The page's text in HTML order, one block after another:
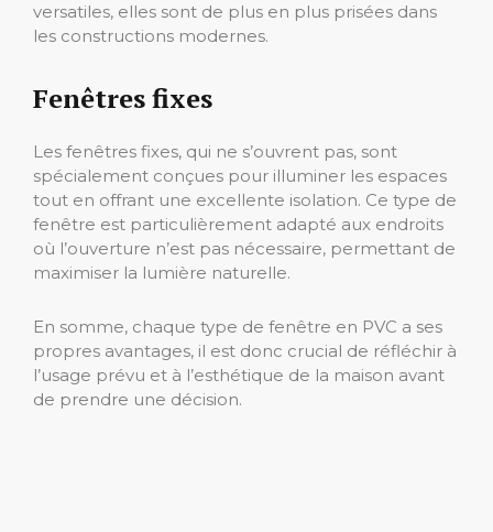
versatiles, elles sont de plus en plus prisées dans
les constructions modernes.
Fenêtres fixes
Les fenêtres fixes, qui ne s’ouvrent pas, sont
spécialement conçues pour illuminer les espaces
tout en offrant une excellente isolation. Ce type de
fenêtre est particulièrement adapté aux endroits
où l’ouverture n’est pas nécessaire, permettant de
maximiser la lumière naturelle.
En somme, chaque type de fenêtre en PVC a ses
propres avantages, il est donc crucial de réfléchir à
l’usage prévu et à l’esthétique de la maison avant
de prendre une décision.